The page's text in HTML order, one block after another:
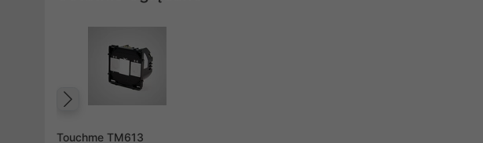
Touchme TM613